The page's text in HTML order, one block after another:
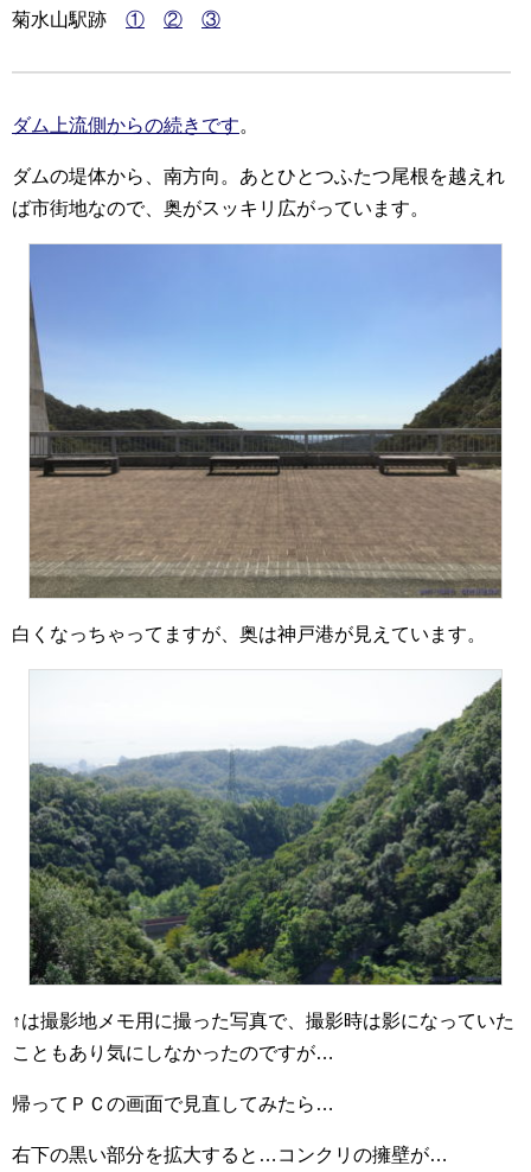
菊水山駅跡 ① ② ③
ダム上流側からの続きです。
ダムの堤体から、南方向。あとひとつふたつ尾根を越えれ
ば市街地なので、奥がスッキリ広がっています。
白くなっちゃってますが、奥は神戸港が見えています。
↑は撮影地メモ用に撮った写真で、撮影時は影になっていた
こともあり気にしなかったのですが…
帰ってＰＣの画面で見直してみたら…
右下の黒い部分を拡大すると…コンクリの擁壁が…